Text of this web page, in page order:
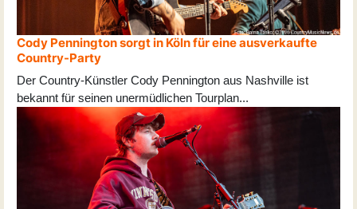
Cody Pennington sorgt in Köln für eine ausverkaufte
Country-Party
Der Country-Künstler Cody Pennington aus Nashville ist
bekannt für seinen unermüdlichen Tourplan...